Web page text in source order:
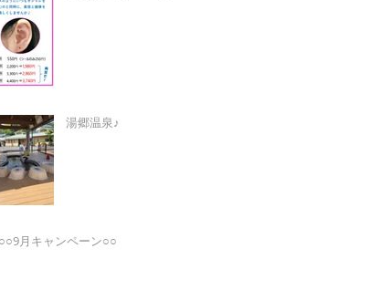
湯郷温泉♪
○○9月キャンペーン○○